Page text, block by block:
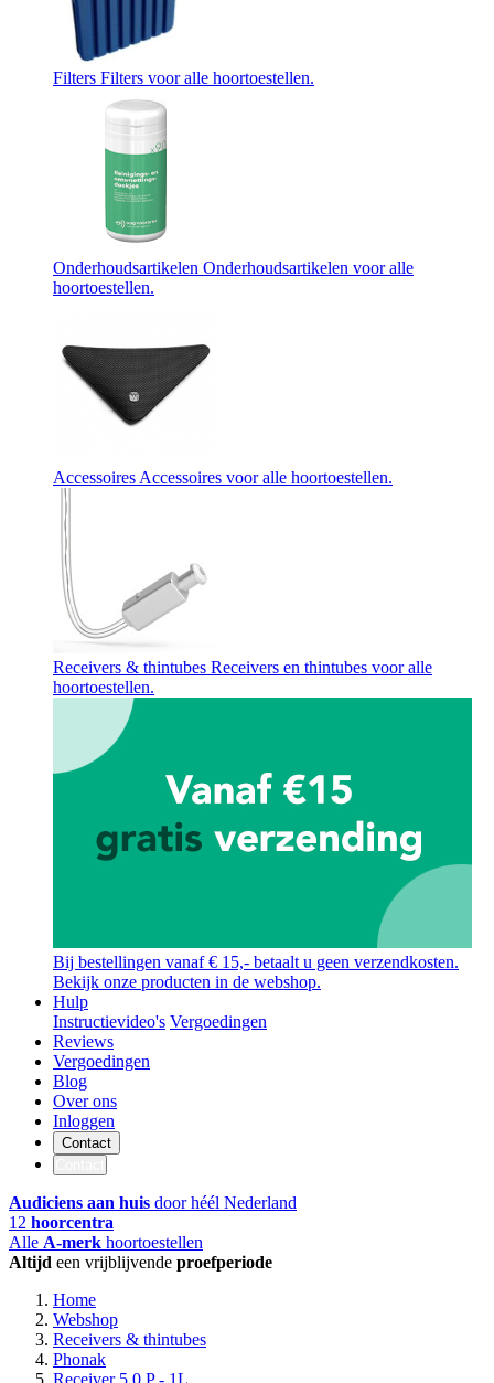
Filters Filters voor alle hoortoestellen.
Onderhoudsartikelen Onderhoudsartikelen voor alle
hoortoestellen.
AccessoiresAccessoires voor alle hoortoestellen.
Receivers & thintubes Receivers en thintubes voor alle
hoortoestellen.
Bij bestellingen vanaf € 15,- betaalt u geen verzendkosten.
Bekijk onze producten in de webshop.
Hulp
Instructievideo's Vergoedingen
Reviews
Vergoedingen
Blog
Over ons
Inloggen
Contact
Audiciens aan huis door héél Nederland
12 hoorcentra
Alle A-merk hoortoestellen
Altijd een vrijblijvende proefperiode
Home
Webshop
Receivers & thintubes
Phonak